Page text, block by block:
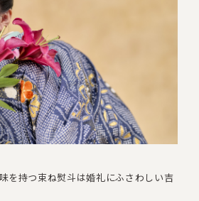
を持つ束ね熨斗は婚礼にふさわしい吉